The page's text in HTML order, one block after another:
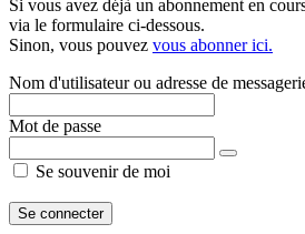
Si vous avez déjà un abonnement en
via le formulaire ci-dessous.
Sinon, vous pouvez vous abonner ici.
Nom d'utilisateur ou adresse de
Mot de passe
Se souvenir de moi